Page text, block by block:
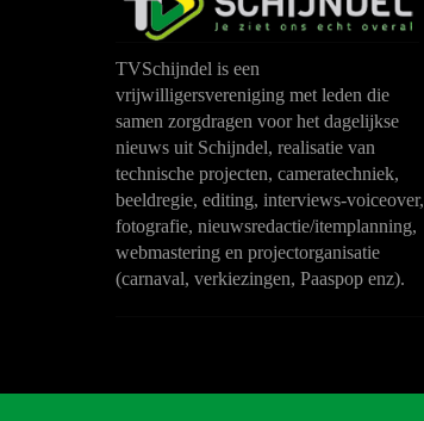
TVSchijndel is een
vrijwilligersvereniging met leden die
samen zorgdragen voor het dagelijkse
nieuws uit Schijndel, realisatie van
technische projecten, cameratechniek,
beeldregie, editing, interviews-voiceover,
fotografie, nieuwsredactie/itemplanning,
webmastering en projectorganisatie
(carnaval, verkiezingen, Paaspop enz).